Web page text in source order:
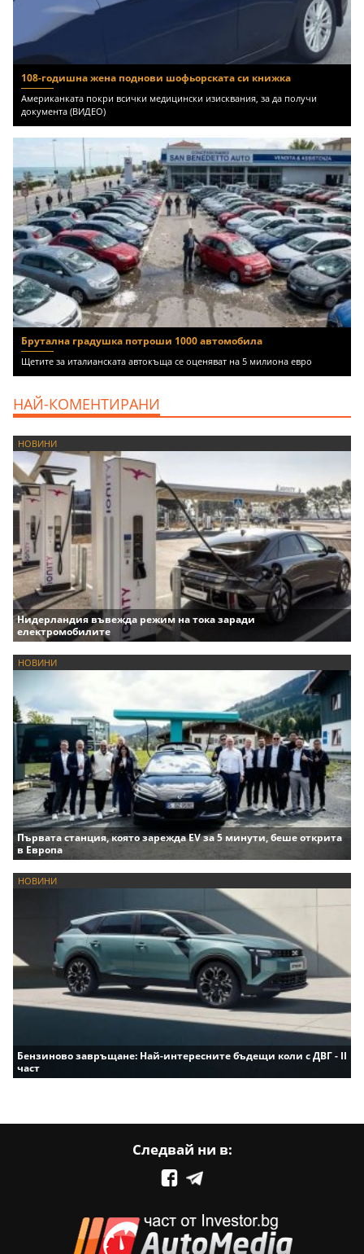
108-годишна жена поднови шофьорската си книжка
Американката покри всички медицински изисквания, за да получи
документа (ВИДЕО)
Брутална градушка потроши 1000 автомобила
Щетите за италианската автокъща се оценяват на 5 милиона евро
НАЙ-КОМЕНТИРАНИ
НОВИНИ
Нидерландия въвежда режим на тока заради
електромобилите
НОВИНИ
Първата станция, която зарежда EV за 5 минути, беше открита
в Европа
НОВИНИ
Бензиново завръщане: Най-интересните бъдещи коли с ДВГ - II
част
Следвай ни в: